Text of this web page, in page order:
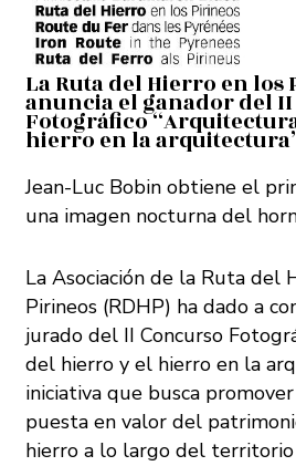
La Ruta del Hierro en los
anuncia el ganador del
Fotográfico
hierro en la
Jean-Luc Bobin obtiene el
una imagen nocturna del
La Asociación de la Ruta del
Pirineos (RDHP) ha dado a
jurado del II Concurso
del hierro y el hierro en la
iniciativa que busca
puesta en valor del
hierro a lo largo del territorio